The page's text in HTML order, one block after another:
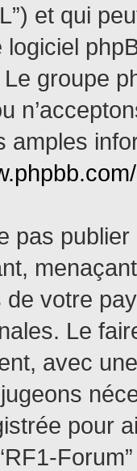
et qui
logiciel
groupe
amples
pas
votre
Le
avec
pour